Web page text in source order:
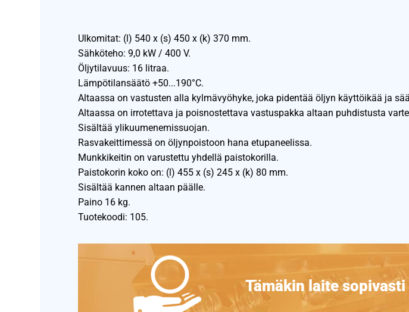
Ulkomitat: (l) 540 x (s) 450 x (k) 370 mm.
Sähköteho: 9,0 kW / 400 V.
Öljytilavuus: 16 litraa.
Lämpötilansäätö +50...190°C.
Altaassa on vastusten alla kylmävyöhyke, joka pidentää öljyn käyttöikää ja
Altaassa on irrotettava ja poisnostettava vastuspakka altaan puhdistusta
Sisältää ylikuumenemissuojan.
Rasvakeittimessä on öljynpoistoon hana etupaneelissa.
Munkkikeitin on varustettu yhdellä paistokorilla.
Paistokorin koko on: (l) 455 x (s) 245 x (k) 80 mm.
Sisältää kannen altaan päälle.
Paino 16 kg.
Tuotekoodi: 105.
Tämäkin laite